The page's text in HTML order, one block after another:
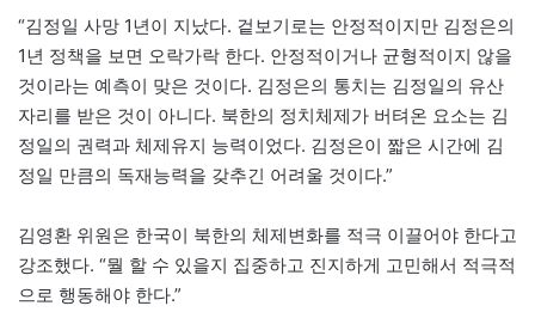
“김정일 사망 1년이 지났다. 겉보기로는 안정적이지만 김정은의
1년 정책을 보면 오락가락 한다. 안정적이거나 균형적이지 않을
것이라는 예측이 맞은 것이다. 김정은의 통치는 김정일의 유산
자리를 받은 것이 아니다. 북한의 정치체제가 버텨온 요소는 김
정일의 권력과 체제유지 능력이었다. 김정은이 짧은 시간에 김
정일 만큼의 독재능력을 갖추긴 어려울 것이다.”
김영환 위원은 한국이 북한의 체제변화를 적극 이끌어야 한다고
강조했다. “뭘 할 수 있을지 집중하고 진지하게 고민해서 적극적
으로 행동해야 한다.”